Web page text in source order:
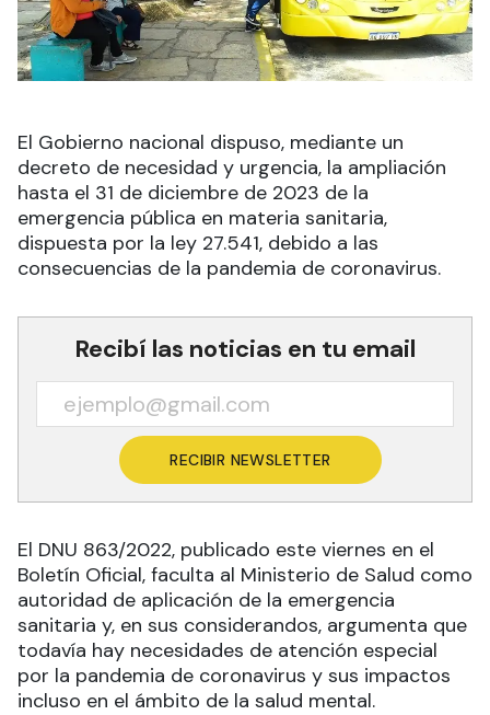
El Gobierno nacional dispuso, mediante un
decreto de necesidad y urgencia, la ampliación
hasta el 31 de diciembre de 2023 de la
emergencia pública en materia sanitaria,
dispuesta por la ley 27.541, debido a las
consecuencias de la pandemia de coronavirus.
Recibí las noticias en tu email
RECIBIR NEWSLETTER
El DNU 863/2022, publicado este viernes en el
Boletín Oficial, faculta al Ministerio de Salud como
autoridad de aplicación de la emergencia
sanitaria y, en sus considerandos, argumenta que
todavía hay necesidades de atención especial
por la pandemia de coronavirus y sus impactos
incluso en el ámbito de la salud mental.